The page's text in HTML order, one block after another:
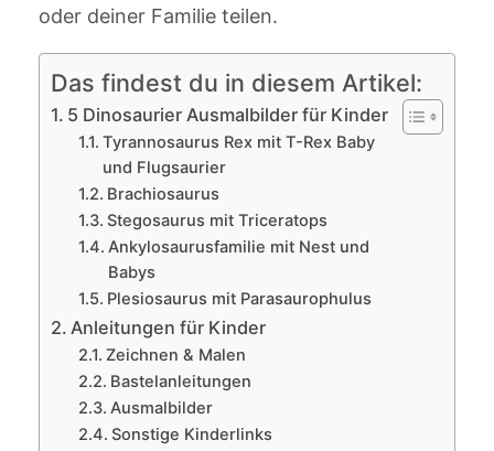
oder deiner Familie teilen.
Das findest du in diesem Artikel:
5 Dinosaurier Ausmalbilder für Kinder
Tyrannosaurus Rex mit T-Rex Baby
und Flugsaurier
Brachiosaurus
Stegosaurus mit Triceratops
Ankylosaurusfamilie mit Nest und
Babys
Plesiosaurus mit Parasaurophulus
Anleitungen für Kinder
Zeichnen & Malen
Bastelanleitungen
Ausmalbilder
Sonstige Kinderlinks